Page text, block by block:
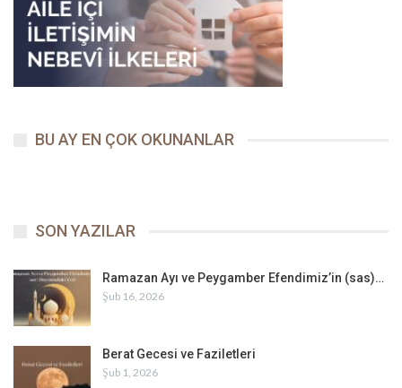
BU AY EN ÇOK OKUNANLAR
SON YAZILAR
Ramazan Ayı ve Peygamber Efendimiz’in (sas)…
Şub 16, 2026
Berat Gecesi ve Faziletleri
Şub 1, 2026